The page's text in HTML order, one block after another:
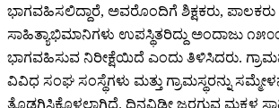
ಭಾಗವಹಿಸಲಿದ್ದಾರೆ, ಅವರೊಂದಿಗೆ ಶಿಕ್ಷಕರು, ಪಾಲಕರು
ಸಾಹಿತ್ಯಾಭಿಮಾನಿಗಳು ಉಪಸ್ಥಿತರಿದ್ದು ಅಂದಾಜು
ಭಾಗವಹಿಸುವ ನಿರೀಕ್ಷೆಯಿದೆ ಎಂದು ತಿಳಿಸಿದರು.
ವಿವಿಧ ಸಂಘ ಸಂಸ್ಥೆಗಳು ಮತ್ತು ಗ್ರಾಮಸ್ಥರನ್ನು
ತೊಡಗಿಸಿಕೊಳ್ಳಲಾಗಿದೆ. ದಿನವಿಡೀ ಜರಗುವ ಮಕ್ಕಳ